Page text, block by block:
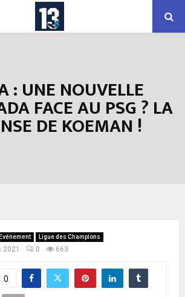
: UNE NOUVELLE
FACE AU PSG ? LA
DE KOEMAN !
Ligue des Champions
2021 0 663
0